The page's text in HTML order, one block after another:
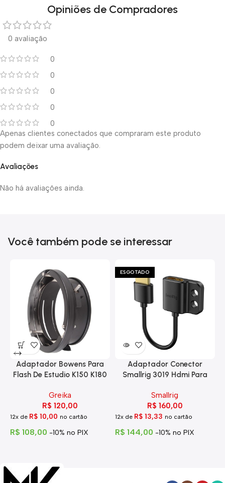
Opiniões de Compradores
0 avaliação
0
0
0
0
0
Avaliações
Não há avaliações ainda.
Apenas clientes conectados que compraram este produto
podem deixar uma avaliação.
Você também pode se interessar
Adaptador Bowens Para
Flash De Estudio K150 K180
Greika
R$ 120,00
12x de R$ 10,00 no cartão
R$ 108,00 -10% no PIX
ESGOTADO
Adaptador Conector
Smallrig 3019 Hdmi Para
Smallrig
R$ 160,00
12x de R$13,33 no cartão
R$ 144,00 -10% no PIX